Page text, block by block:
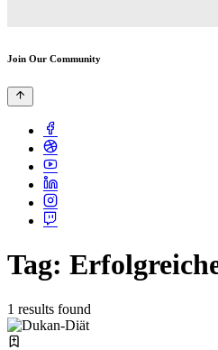
Join Our Community
Tag:
1 results found